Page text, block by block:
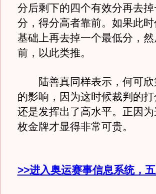
分后剩下的四个有效分再去
分，得分高者靠前。如果此
基础上再去掉一个最低分，
前，以此类推。
陆善真同样表示，何可欣
的影响，因为这时候裁判的
还是发挥出了高水平。正因
枚金牌才显得非常可贵。
>>进入奥运赛事信息系统，